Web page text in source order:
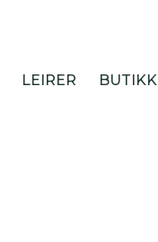
BUTIKK
LEIRER